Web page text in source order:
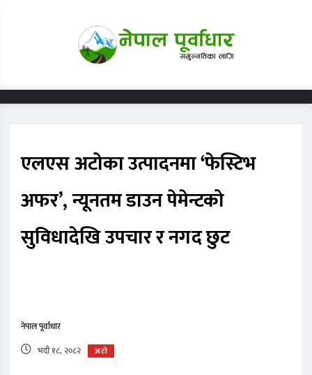
एलएस अटोका उत्पादनमा ‘फेस्टिभ
अफर’, न्यूनतम डाउन पेमेन्टको
सुविधादेखि उपचार र नगद छुट
नेपाल पूर्वाधार
भदौ १८, २०८२
अटो